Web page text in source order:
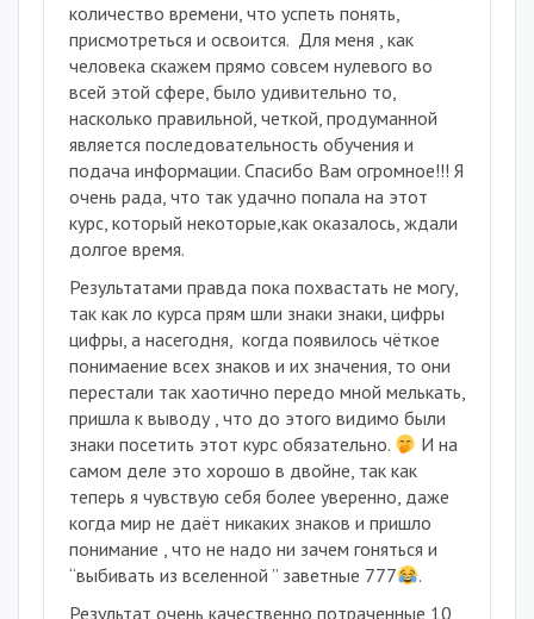
количество времени, что успеть понять,
присмотреться и освоится. Для меня , как
человека скажем прямо совсем нулевого во
всей этой сфере, было удивительно то,
насколько правильной, четкой, продуманной
является последовательность обучения и
подача информации. Спасибо Вам огромное!!! Я
очень рада, что так удачно попала на этот
курс, который некоторые,как оказалось, ждали
долгое время.
Результатами правда пока похвастать не могу,
так как ло курса прям шли знаки знаки, цифры
цифры, а насегодня, когда появилось чёткое
понимаение всех знаков и их значения, то они
перестали так хаотично передо мной мелькать,
пришла к выводу , что до этого видимо были
знаки посетить этот курс обязательно.
И на
самом деле это хорошо в двойне, так как
теперь я чувствую себя более уверенно, даже
когда мир не даёт никаких знаков и пришло
понимание , что не надо ни зачем гоняться и
“выбивать из вселенной ” заветные 777
.
Результат очень качественно потраченные 10